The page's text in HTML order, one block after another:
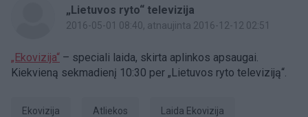
„Lietuvos ryto“ televizija
2016-05-01 08:40, atnaujinta 2016-12-12 02:51
„Ekovizija“ – speciali laida, skirta aplinkos apsaugai.
Kiekvieną sekmadienį 10:30 per „Lietuvos ryto televiziją“.
Ekovizija atliekos laida Ekovizija